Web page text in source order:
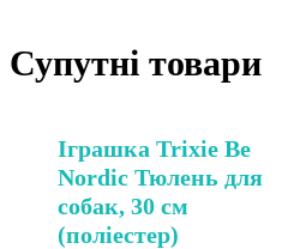
Супутні товари
Іграшка Trixie Be
Nordic Тюлень для
собак, 30 см
(поліестер)